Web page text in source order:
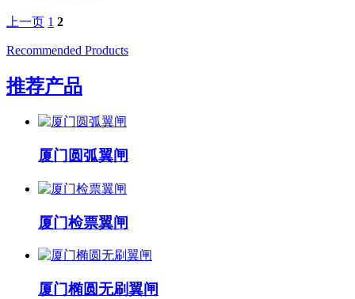
上一页 1 2
Recommended Products
推荐产品
厦门圆弧翼闸
厦门检票翼闸
厦门椭圆无刷翼闸